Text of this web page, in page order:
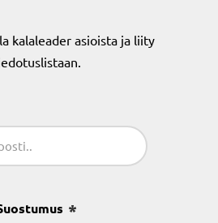
kalaleader asioista ja liity
Sähköposti